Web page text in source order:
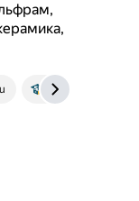
studizba.com